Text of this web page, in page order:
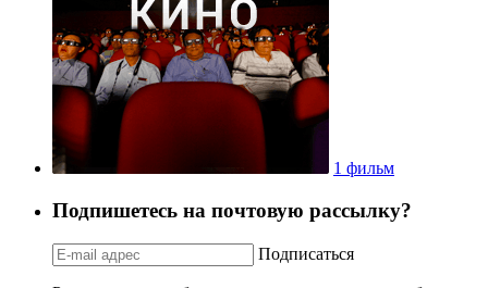
1 фильм
Подпишетесь на почтовую рассылку?
Подписаться